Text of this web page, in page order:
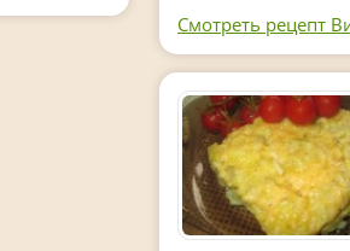
Смотреть рецепт